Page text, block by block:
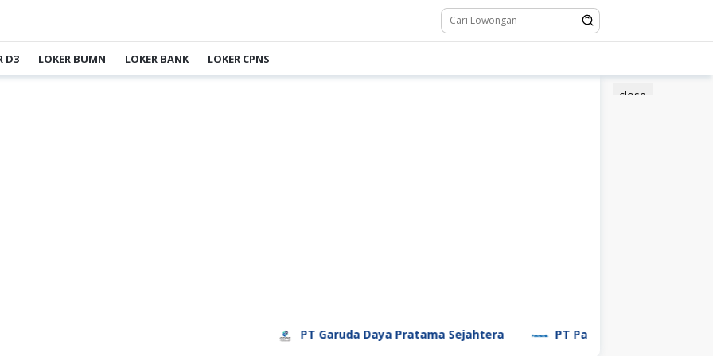
D3 LOKER BUMN LOKER BANK LOKER CPNS
close
PT Garuda Daya Pratama Sejahtera PT Panasonic Manufacturing